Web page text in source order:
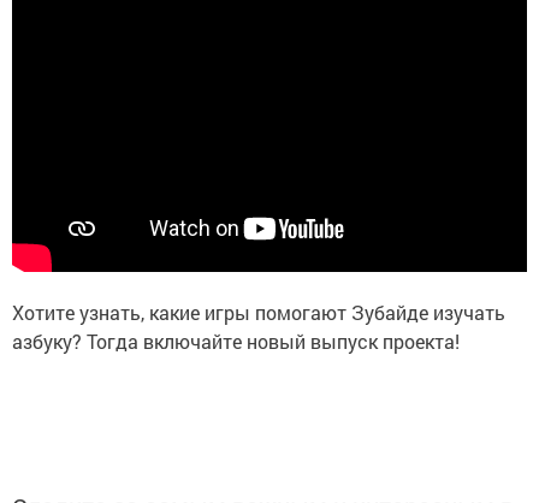
Хотите узнать, какие игры помогают Зубайде изучать
азбуку? Тогда включайте новый выпуск проекта!